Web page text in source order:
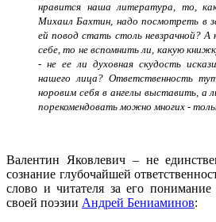
нравится наша литература, то,
Михаил Бахтин, надо посмотреть в
ей повод стать столь невзрачной? А
себе, то не вспомнить ли, какую
- не ее ли духовная скудость
нашего лица? Ответственность
норовим себя в ангелы выставить, а
порекомендовать можно многих -
Валентин Яковлевич – не
сознание глубочайшей
слово и читателя за его
своей поэзии Андрей Бениаминов: